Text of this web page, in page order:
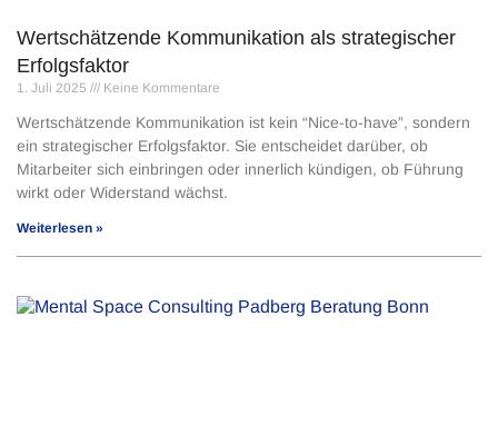
Wertschätzende Kommunikation als strategischer
Erfolgsfaktor
1. Juli 2025 Keine Kommentare
Wertschätzende Kommunikation ist kein “Nice-to-have”, sondern
ein strategischer Erfolgsfaktor. Sie entscheidet darüber, ob
Mitarbeiter sich einbringen oder innerlich kündigen, ob Führung
wirkt oder Widerstand wächst.
Weiterlesen »